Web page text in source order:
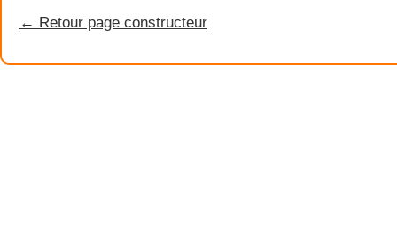
← Retour page constructeur